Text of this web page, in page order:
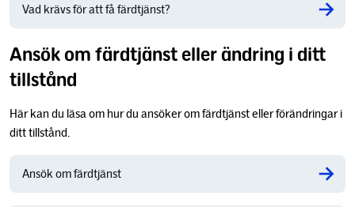
Vad krävs för att få färdtjänst?
Ansök om färdtjänst eller ändring i ditt
tillstånd
Här kan du läsa om hur du ansöker om färdtjänst eller förändringar i
ditt tillstånd.
Ansök om färdtjänst